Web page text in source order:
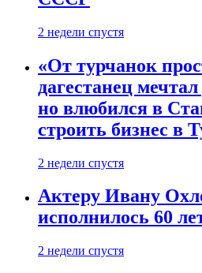
2 недели спустя
«От турчанок
дагестанец
но влюбился в
строить бизнес в
2 недели спустя
Актеру Ивану
исполнилось 60
2 недели спустя